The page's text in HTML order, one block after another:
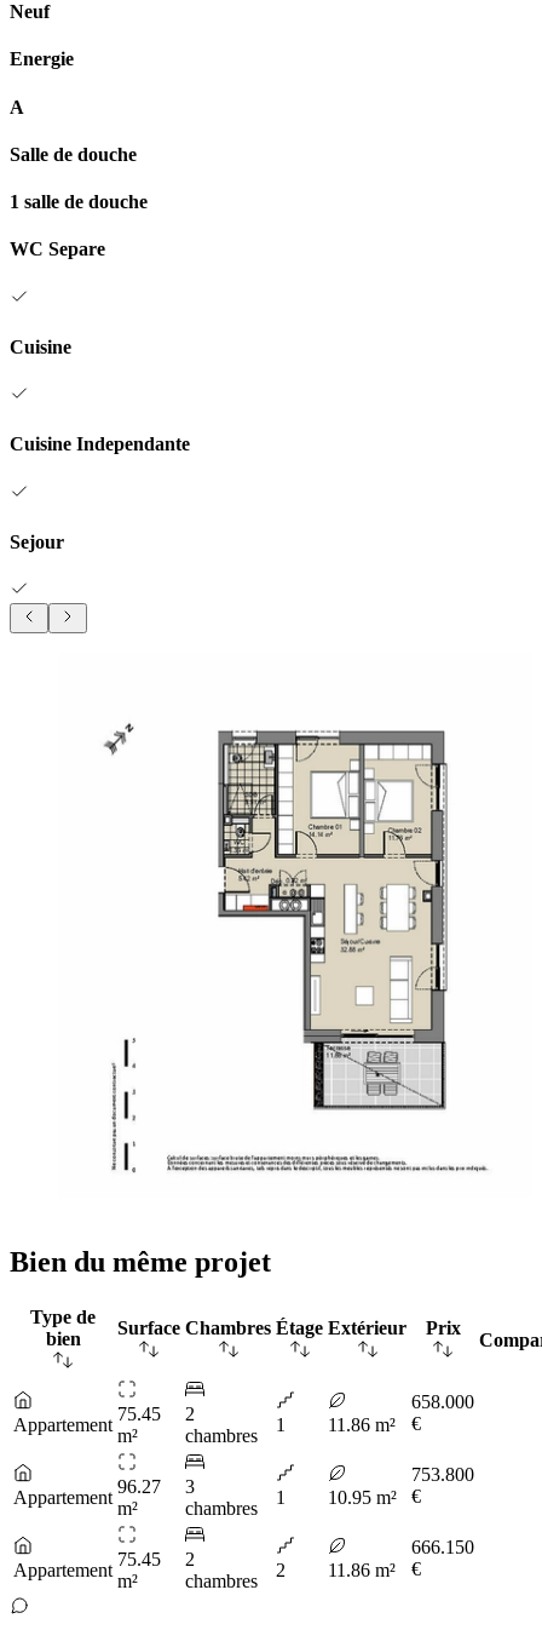
Neuf
Energie
A
Salle de douche
1 salle de douche
WC Separe
Cuisine
Cuisine Independante
Sejour
Bien du même projet
Type de
bien
Surface Chambres Étage Extérieur Prix
Appartement
75.45
m²
2
chambres
1 11.86 m²
658.000
€
Appartement
96.27
m²
3
chambres
1 10.95 m²
753.800
€
Appartement
75.45
m²
2
chambres
2 11.86 m²
666.150
€